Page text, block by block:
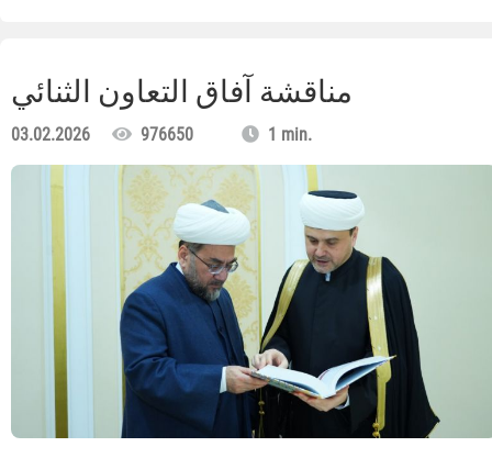
مناقشة آفاق التعاون الثنائي
03.02.2026 976650 1 min.